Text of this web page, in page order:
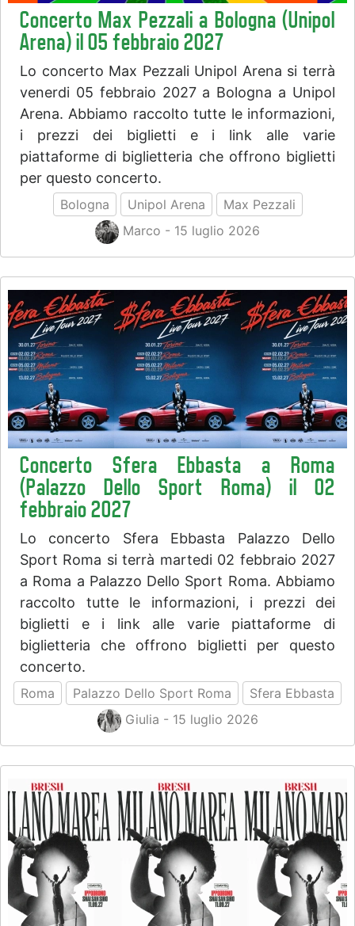
Concerto Max Pezzali a Bologna (Unipol
Arena) il 05 febbraio 2027
Lo concerto Max Pezzali Unipol Arena si terrà
venerdi 05 febbraio 2027 a Bologna a Unipol
Arena. Abbiamo raccolto tutte le informazioni,
i prezzi dei biglietti e i link alle varie
piattaforme di biglietteria che offrono biglietti
per questo concerto.
Bologna Unipol Arena
Max Pezzali
Marco - 15 luglio 2026
Concerto Sfera Ebbasta a Roma
(Palazzo Dello Sport Roma) il 02
febbraio 2027
Lo concerto Sfera Ebbasta Palazzo Dello
Sport Roma si terrà martedi 02 febbraio 2027
a Roma a Palazzo Dello Sport Roma. Abbiamo
raccolto tutte le informazioni, i prezzi dei
biglietti e i link alle varie piattaforme di
biglietteria che offrono biglietti per questo
concerto.
Roma Palazzo Dello Sport Roma
Sfera Ebbasta
Giulia - 15 luglio 2026